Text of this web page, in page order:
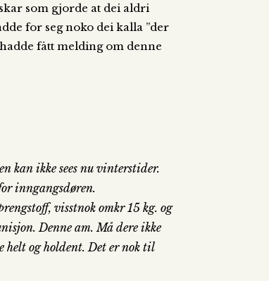
som gjorde at dei aldri
for seg noko dei kalla ”der
fått melding om denne
kan ikke sees nu vinterstider.
inngangsdøren.
visstnok omkr 15 kg. og
Denne am. Må dere ikke
helt og holdent. Det er nok til